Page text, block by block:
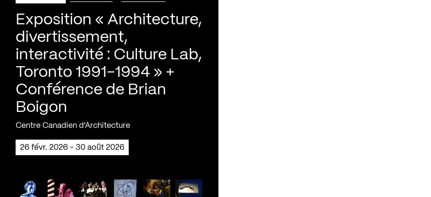
Exposition « Architecture,
divertissement,
interactivité : Culture Lab,
Toronto 1991-1994 » +
Conférence de Brian
Boigon
Centre Canadien d'Architecture
26 févr. 2026 - 30 août 2026